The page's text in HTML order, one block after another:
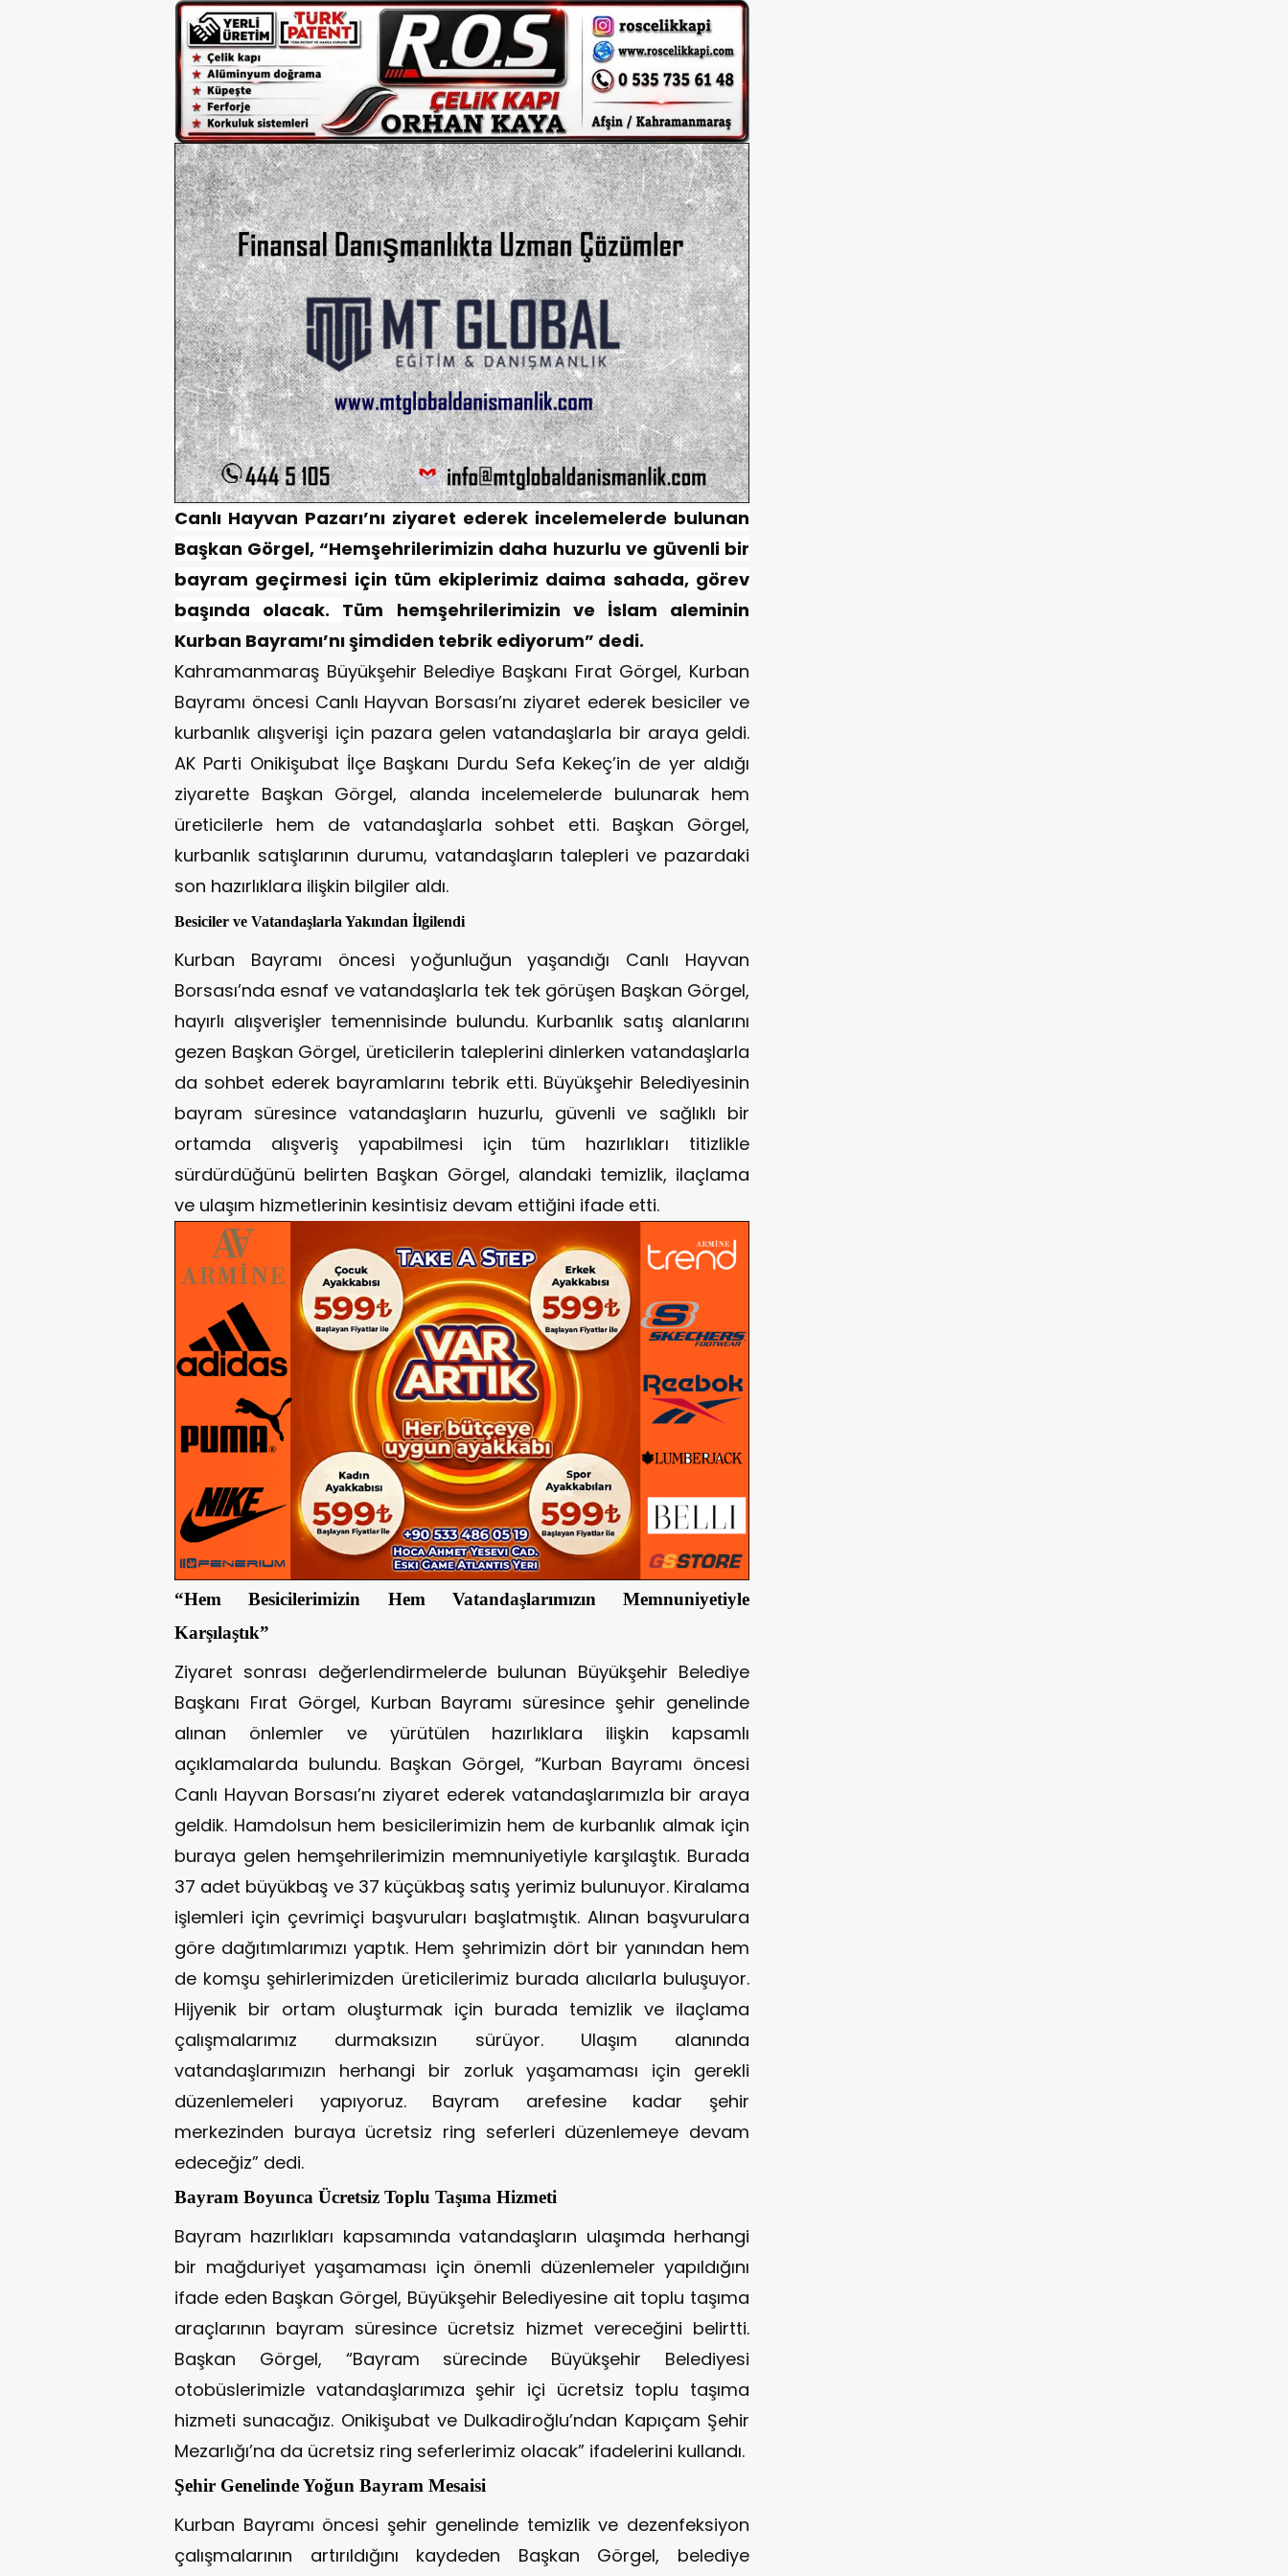
Canlı Hayvan Pazarı’nı ziyaret ederek incelemelerde bulunan
Başkan Görgel, “Hemşehrilerimizin daha huzurlu ve güvenli bir
bayram geçirmesi için tüm ekiplerimiz daima sahada, görev
başında olacak. Tüm hemşehrilerimizin ve İslam aleminin
Kurban Bayramı’nı şimdiden tebrik ediyorum” dedi.
Kahramanmaraş Büyükşehir Belediye Başkanı Fırat Görgel, Kurban
Bayramı öncesi Canlı Hayvan Borsası’nı ziyaret ederek besiciler ve
kurbanlık alışverişi için pazara gelen vatandaşlarla bir araya geldi.
AK Parti Onikişubat İlçe Başkanı Durdu Sefa Kekeç’in de yer aldığı
ziyarette Başkan Görgel, alanda incelemelerde bulunarak hem
üreticilerle hem de vatandaşlarla sohbet etti. Başkan Görgel,
kurbanlık satışlarının durumu, vatandaşların talepleri ve pazardaki
son hazırlıklara ilişkin bilgiler aldı.
Besiciler ve Vatandaşlarla Yakından İlgilendi
Kurban Bayramı öncesi yoğunluğun yaşandığı Canlı Hayvan
Borsası’nda esnaf ve vatandaşlarla tek tek görüşen Başkan Görgel,
hayırlı alışverişler temennisinde bulundu. Kurbanlık satış alanlarını
gezen Başkan Görgel, üreticilerin taleplerini dinlerken vatandaşlarla
da sohbet ederek bayramlarını tebrik etti. Büyükşehir Belediyesinin
bayram süresince vatandaşların huzurlu, güvenli ve sağlıklı bir
ortamda alışveriş yapabilmesi için tüm hazırlıkları titizlikle
sürdürdüğünü belirten Başkan Görgel, alandaki temizlik, ilaçlama
ve ulaşım hizmetlerinin kesintisiz devam ettiğini ifade etti.
“Hem Besicilerimizin Hem Vatandaşlarımızın Memnuniyetiyle
Karşılaştık”
Ziyaret sonrası değerlendirmelerde bulunan Büyükşehir Belediye
Başkanı Fırat Görgel, Kurban Bayramı süresince şehir genelinde
alınan önlemler ve yürütülen hazırlıklara ilişkin kapsamlı
açıklamalarda bulundu. Başkan Görgel, “Kurban Bayramı öncesi
Canlı Hayvan Borsası’nı ziyaret ederek vatandaşlarımızla bir araya
geldik. Hamdolsun hem besicilerimizin hem de kurbanlık almak için
buraya gelen hemşehrilerimizin memnuniyetiyle karşılaştık. Burada
37 adet büyükbaş ve 37 küçükbaş satış yerimiz bulunuyor. Kiralama
işlemleri için çevrimiçi başvuruları başlatmıştık. Alınan başvurulara
göre dağıtımlarımızı yaptık. Hem şehrimizin dört bir yanından hem
de komşu şehirlerimizden üreticilerimiz burada alıcılarla buluşuyor.
Hijyenik bir ortam oluşturmak için burada temizlik ve ilaçlama
çalışmalarımız durmaksızın sürüyor. Ulaşım alanında
vatandaşlarımızın herhangi bir zorluk yaşamaması için gerekli
düzenlemeleri yapıyoruz. Bayram arefesine kadar şehir
merkezinden buraya ücretsiz ring seferleri düzenlemeye devam
edeceğiz” dedi.
Bayram Boyunca Ücretsiz Toplu Taşıma Hizmeti
Bayram hazırlıkları kapsamında vatandaşların ulaşımda herhangi
bir mağduriyet yaşamaması için önemli düzenlemeler yapıldığını
ifade eden Başkan Görgel, Büyükşehir Belediyesine ait toplu taşıma
araçlarının bayram süresince ücretsiz hizmet vereceğini belirtti.
Başkan Görgel, “Bayram sürecinde Büyükşehir Belediyesi
otobüslerimizle vatandaşlarımıza şehir içi ücretsiz toplu taşıma
hizmeti sunacağız. Onikişubat ve Dulkadiroğlu’ndan Kapıçam Şehir
Mezarlığı’na da ücretsiz ring seferlerimiz olacak” ifadelerini kullandı.
Şehir Genelinde Yoğun Bayram Mesaisi
Kurban Bayramı öncesi şehir genelinde temizlik ve dezenfeksiyon
çalışmalarının artırıldığını kaydeden Başkan Görgel, belediye